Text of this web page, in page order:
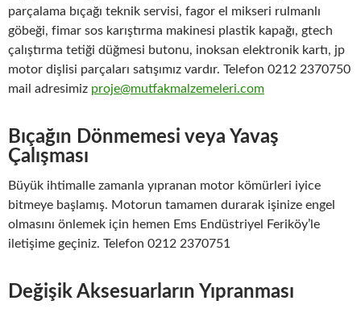
parçalama bıçağı teknik servisi, fagor el mikseri rulmanlı
göbeği, fimar sos karıştırma makinesi plastik kapağı, gtech
çalıştırma tetiği düğmesi butonu, inoksan elektronik kartı, jp
motor dişlisi parçaları satışımız vardır. Telefon 0212 2370750
mail adresimiz proje@mutfakmalzemeleri.com
Bıçağın Dönmemesi veya Yavaş
Çalışması
Büyük ihtimalle zamanla yıpranan motor kömürleri iyice
bitmeye başlamış. Motorun tamamen durarak işinize engel
olmasını önlemek için hemen Ems Endüstriyel Feriköy’le
iletişime geçiniz. Telefon 0212 2370751
Değişik Aksesuarların Yıpranması